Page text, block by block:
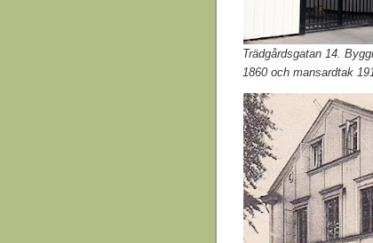
Trädgårdsgatan 14.
1860 och mansardtak